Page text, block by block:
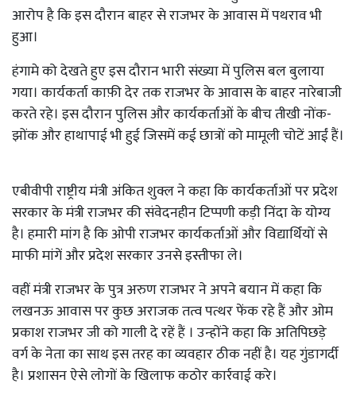
आरोप है कि इस दौरान बाहर से राजभर के आवास में पथराव भी
हुआ।
हंगामे को देखते हुए इस दौरान भारी संख्या में पुलिस बल बुलाया
गया। कार्यकर्ता काफ़ी देर तक राजभर के आवास के बाहर नारेबाजी
करते रहे। इस दौरान पुलिस और कार्यकर्ताओं के बीच तीखी नोंक-
झोंक और हाथापाई भी हुई जिसमें कई छात्रों को मामूली चोटें आईं हैं।
एबीवीपी राष्ट्रीय मंत्री अंकित शुक्ल ने कहा कि कार्यकर्ताओं पर प्रदेश
सरकार के मंत्री राजभर की संवेदनहीन टिप्पणी कड़ी निंदा के योग्य
है। हमारी मांग है कि ओपी राजभर कार्यकर्ताओं और विद्यार्थियों से
माफी मांगें और प्रदेश सरकार उनसे इस्तीफा ले।
वहीं मंत्री राजभर के पुत्र अरुण राजभर ने अपने बयान में कहा कि
लखनऊ आवास पर कुछ अराजक तत्व पत्थर फेंक रहे हैं और ओम
प्रकाश राजभर जी को गाली दे रहें हैं । उन्होंने कहा कि अतिपिछड़े
वर्ग के नेता का साथ इस तरह का व्यवहार ठीक नहीं है। यह गुंडागर्दी
है। प्रशासन ऐसे लोगों के खिलाफ कठोर कार्रवाई करे।